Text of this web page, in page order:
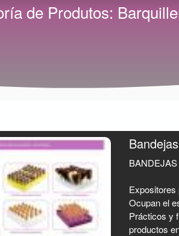
de Produtos:
Expositores
Ocupan el
Prácticos y
productos